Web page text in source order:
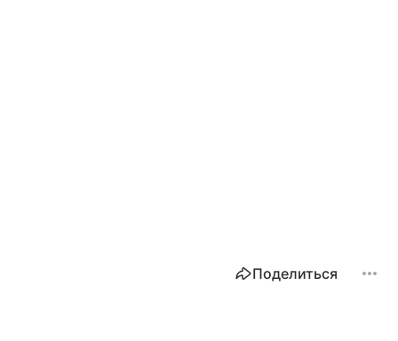
Поделиться